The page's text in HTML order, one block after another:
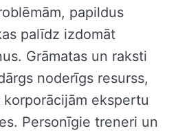
papildus
palīdz izdomāt
Grāmatas un raksti
noderīgs resurss,
ekspertu
Personīgie treneri un